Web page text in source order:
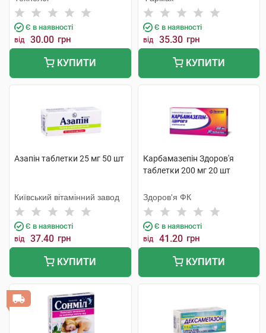
Є в наявності
від 30.00 грн
КУПИТИ
Є в наявності
від 35.30 грн
КУПИТИ
Азапін таблетки 25 мг 50 шт
Київський вітамінний завод
Є в наявності
від 37.40 грн
КУПИТИ
Карбамазепін Здоров'я
таблетки 200 мг 20 шт
Здоров'я ФК
Є в наявності
від 41.20 грн
КУПИТИ